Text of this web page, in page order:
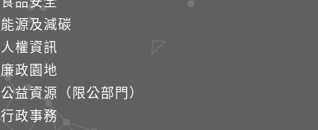
能源及減碳
人權資訊
廉政園地
公益資源（限公部門）
行政事務